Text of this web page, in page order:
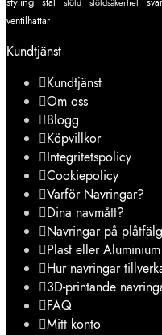
stål stöld stöldsäkerhet
ventilhattar
Kundtjänst
Kundtjänst
Om oss
Blogg
Köpvillkor
Integritetspolicy
Cookiepolicy
Varför Navringar?
Dina navmått?
Navringar på
Plast eller Aluminium
Hur navringar
3D-printande
FAQ
Mitt konto